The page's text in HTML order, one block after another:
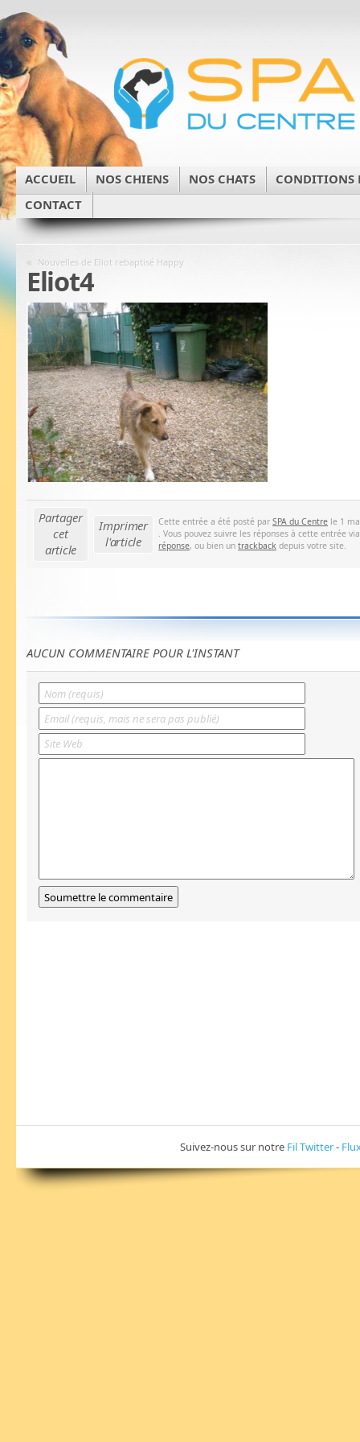
ACCUEIL NOS CHIENS NOS CHATS
CONDITIONS
CONTACT
« Nouvelles de Eliot rebaptisé Happy
Eliot4
Partager
cet
article
Imprimer
l'article
Cette entrée a été posté par SPA du Centre le 1
. Vous pouvez suivre les réponses à cette entrée
réponse, ou bien un trackback depuis votre site.
AUCUN COMMENTAIRE POUR L'INSTANT
Suivez-nous sur notre Fil Twitter-